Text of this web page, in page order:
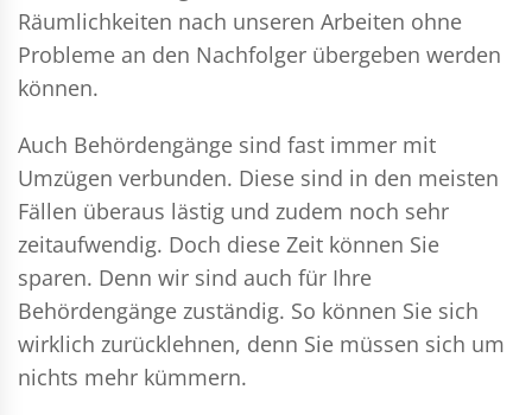
Räumlichkeiten nach unseren Arbeiten ohne
Probleme an den Nachfolger übergeben werden
können.
Auch Behördengänge sind fast immer mit
Umzügen verbunden. Diese sind in den meisten
Fällen überaus lästig und zudem noch sehr
zeitaufwendig. Doch diese Zeit können Sie
sparen. Denn wir sind auch für Ihre
Behördengänge zuständig. So können Sie sich
wirklich zurücklehnen, denn Sie müssen sich um
nichts mehr kümmern.